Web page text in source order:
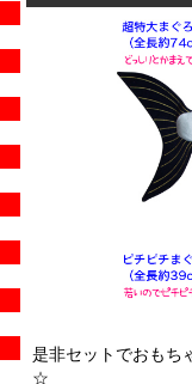
是非セットでおもち
☆